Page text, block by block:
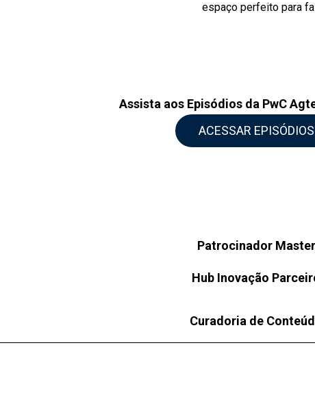
espaço perfeito para
Assista aos Episódios da PwC
ACESSAR EPISÓDIOS
Patrocinador Master
Hub Inovação
Curadoria de